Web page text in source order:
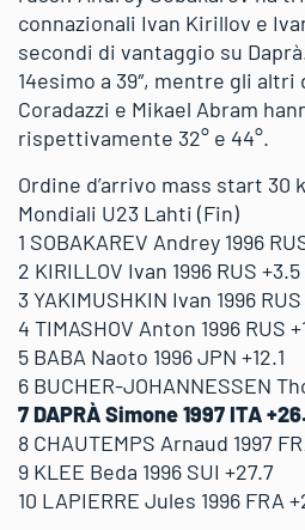
connazionali Ivan Kirillov e
secondi di vantaggio su
14esimo a 39″, mentre gli
Coradazzi e Mikael Abram
rispettivamente 32° e 44°.
Ordine d’arrivo mass start 30
Mondiali U23 Lahti (Fin)
1 SOBAKAREV Andrey 1996
2 KIRILLOV Ivan 1996 RUS +3.5
3 YAKIMUSHKIN Ivan 1996
4 TIMASHOV Anton 1996 RUS
5 BABA Naoto 1996 JPN +12.1
6 BUCHER-JOHANNESSEN
7 DAPRÀ Simone 1997 ITA
8 CHAUTEMPS Arnaud 1997
9 KLEE Beda 1996 SUI +27.7
10 LAPIERRE Jules 1996 FRA